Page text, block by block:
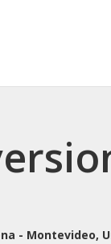
- Montevideo,